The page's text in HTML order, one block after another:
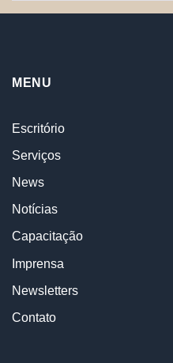
MENU
Escritório
Serviços
News
Notícias
Capacitação
Imprensa
Newsletters
Contato